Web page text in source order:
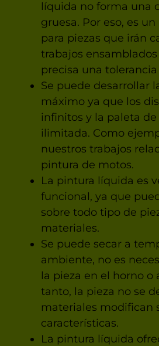
líquida no forma una
gruesa. Por eso, es
para piezas que irán
trabajos
precisa una
Se puede desarrollar
máximo ya que los
infinitos y la paleta de
ilimitada. Como
nuestros trabajos
pintura de motos.
La pintura líquida es
funcional, ya que
sobre todo tipo de
materiales.
Se puede secar a
ambiente, no es
la pieza en el horno o
tanto, la pieza no se
materiales modifican
características.
La pintura líquida